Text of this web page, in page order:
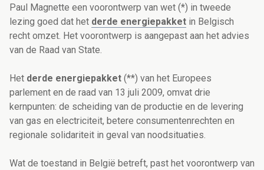
Paul Magnette een voorontwerp van wet (*) in tweede
lezing goed dat het derde energiepakket in Belgisch
recht omzet. Het voorontwerp is aangepast aan het advies
van de Raad van State.
Het derde energiepakket (**) van het Europees
parlement en de raad van 13 juli 2009, omvat drie
kernpunten: de scheiding van de productie en de levering
van gas en electriciteit, betere consumentenrechten en
regionale solidariteit in geval van noodsituaties.
Wat de toestand in België betreft, past het voorontwerp van